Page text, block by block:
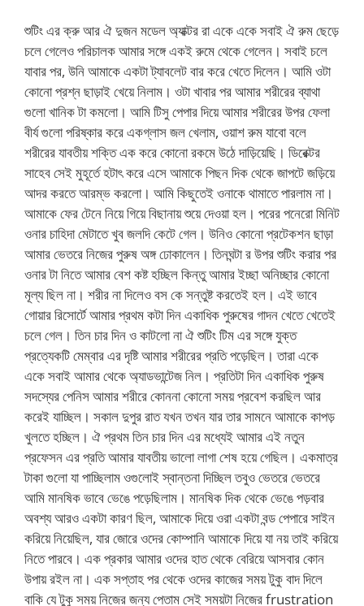
শুটিং এর ক্রু আর ঐ দুজন মডেল অ্যাক্টর রা একে একে সবাই ঐ রুম ছেড়ে
চলে গেলেও পরিচালক আমার সঙ্গে একই রুমে থেকে গেলেন। সবাই চলে
যাবার পর, উনি আমাকে একটা ট্যাবলেট বার করে খেতে দিলেন। আমি ওটা
কোনো প্রশ্ন ছাড়াই খেয়ে নিলাম। ওটা খাবার পর আমার শরীরের ব্যাথা
গুলো খানিক টা কমলো। আমি টিসু পেপার দিয়ে আমার শরীরের উপর ফেলা
বীর্য গুলো পরিষ্কার করে একগ্লাস জল খেলাম, ওয়াশ রুম যাবো বলে
শরীরের যাবতীয় শক্তি এক করে কোনো রকমে উঠে দাড়িয়েছি। ডিরেক্টর
সাহেব সেই মুহূর্তে হটাৎ করে এসে আমাকে পিছন দিক থেকে জাপটে জড়িয়ে
আদর করতে আরম্ভ করলো। আমি কিছুতেই ওনাকে থামাতে পারলাম না।
আমাকে ফের টেনে নিয়ে গিয়ে বিছানায় শুয়ে দেওয়া হল। পরের পনেরো মিনিট
ওনার চাহিদা মেটাতে খুব জলদি কেটে গেল। উনিও কোনো প্রটেকশন ছাড়া
আমার ভেতরে নিজের পুরুষ অঙ্গ ঢোকালেন। তিনঘন্টা র উপর শুটিং করার পর
ওনার টা নিতে আমার বেশ কষ্ট হচ্ছিল কিন্তু আমার ইচ্ছা অনিচ্ছার কোনো
মূল্য ছিল না। শরীর না দিলেও বস কে সন্তুষ্ট করতেই হল। এই ভাবে
গোয়ার রিসোর্টে আমার প্রথম কটা দিন একাধিক পুরুষের গাদন খেতে খেতেই
চলে গেল। তিন চার দিন ও কাটলো না ঐ শুটিং টিম এর সঙ্গে যুক্ত
প্রত্যেকটি মেম্বার এর দৃষ্টি আমার শরীরের প্রতি পড়েছিল। তারা একে
একে সবাই আমার থেকে অ্যাডভান্টেজ নিল। প্রতিটা দিন একাধিক পুরুষ
সদস্যের পেনিস আমার শরীরে কোননা কোনো সময় প্রবেশ করছিল আর
করেই যাচ্ছিল। সকাল দুপুর রাত যখন তখন যার তার সামনে আমাকে কাপড়
খুলতে হচ্ছিল। ঐ প্রথম তিন চার দিন এর মধ্যেই আমার এই নতুন
প্রফেসন এর প্রতি আমার যাবতীয় ভালো লাগা শেষ হয়ে গেছিল। একমাত্র
টাকা গুলো যা পাচ্ছিলাম ওগুলোই স্বান্তনা দিচ্ছিল তবুও ভেতরে ভেতরে
আমি মানষিক ভাবে ভেঙে পড়েছিলাম। মানষিক দিক থেকে ভেঙে পড়বার
অবশ্য আরও একটা কারণ ছিল, আমাকে দিয়ে ওরা একটা বন্ড পেপারে সাইন
করিয়ে নিয়েছিল, যার জোরে ওদের কোম্পানি আমাকে দিয়ে যা নয় তাই করিয়ে
নিতে পারবে। এক প্রকার আমার ওদের হাত থেকে বেরিয়ে আসবার কোন
উপায় রইল না। এক সপ্তাহ পর থেকে ওদের কাজের সময় টুকু বাদ দিলে
বাকি যে টুকু সময় নিজের জন্য পেতাম সেই সময়টা নিজের frustration